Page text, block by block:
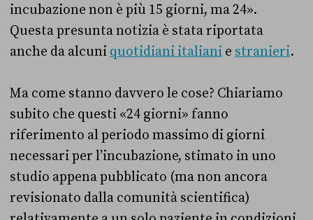
incubazione non è più 15 giorni, ma 24».
Questa presunta notizia è stata riportata
anche da alcuni quotidiani italiani e stranieri.
Ma come stanno davvero le cose? Chiariamo
subito che questi «24 giorni» fanno
riferimento al periodo massimo di giorni
necessari per l’incubazione, stimato in uno
studio appena pubblicato (ma non ancora
revisionato dalla comunità scientifica)